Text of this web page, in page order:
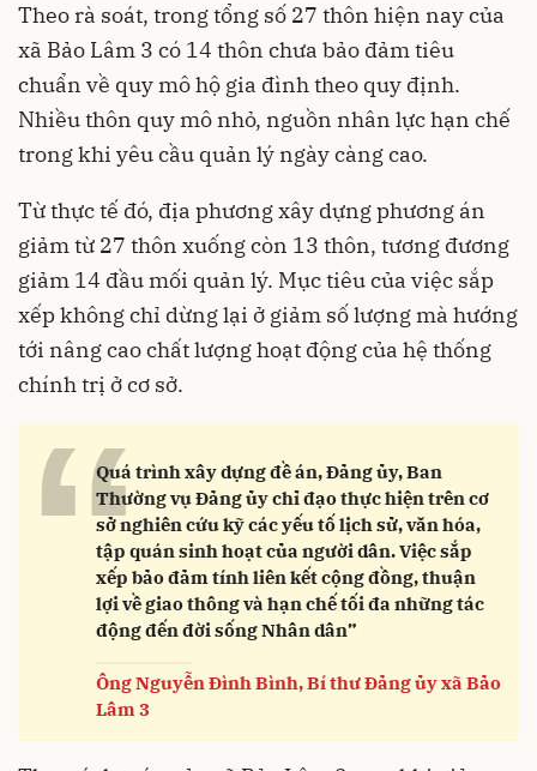
Theo rà soát, trong tổng số 27 thôn hiện nay của
xã Bảo Lâm 3 có 14 thôn chưa bảo đảm tiêu
chuẩn về quy mô hộ gia đình theo quy định.
Nhiều thôn quy mô nhỏ, nguồn nhân lực hạn chế
trong khi yêu cầu quản lý ngày càng cao.
Từ thực tế đó, địa phương xây dựng phương án
giảm từ 27 thôn xuống còn 13 thôn, tương đương
giảm 14 đầu mối quản lý. Mục tiêu của việc sắp
xếp không chỉ dừng lại ở giảm số lượng mà hướng
tới nâng cao chất lượng hoạt động của hệ thống
chính trị ở cơ sở.
“Quá trình xây dựng đề án, Đảng ủy, Ban
Thường vụ Đảng ủy chỉ đạo thực hiện trên cơ
sở nghiên cứu kỹ các yếu tố lịch sử, văn hóa,
tập quán sinh hoạt của người dân. Việc sắp
xếp bảo đảm tính liên kết cộng đồng, thuận
lợi về giao thông và hạn chế tối đa những tác
động đến đời sống Nhân dân”
Ông Nguyễn Đình Bình, Bí thư Đảng ủy xã Bảo
Lâm 3